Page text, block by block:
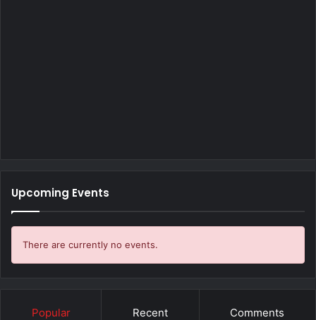
Upcoming Events
There are currently no events.
Popular Recent Comments